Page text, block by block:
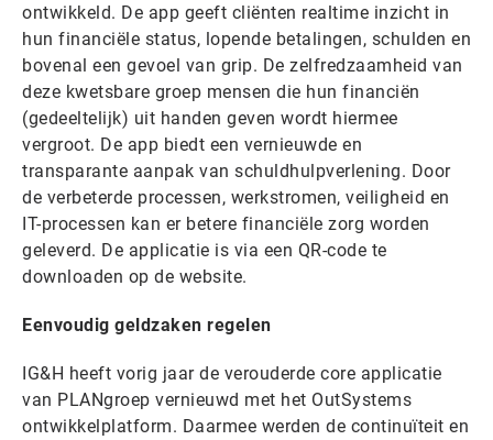
ontwikkeld. De app geeft cliënten realtime inzicht in
hun financiële status, lopende betalingen, schulden en
bovenal een gevoel van grip. De zelfredzaamheid van
deze kwetsbare groep mensen die hun financiën
(gedeeltelijk) uit handen geven wordt hiermee
vergroot. De app biedt een vernieuwde en
transparante aanpak van schuldhulpverlening. Door
de verbeterde processen, werkstromen, veiligheid en
IT-processen kan er betere financiële zorg worden
geleverd. De applicatie is via een QR-code te
downloaden op de website.
Eenvoudig geldzaken regelen
IG&H heeft vorig jaar de verouderde core applicatie
van PLANgroep vernieuwd met het OutSystems
ontwikkelplatform. Daarmee werden de continuïteit en